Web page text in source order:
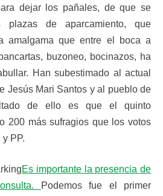
dejar los pañales, de que se
plazas de aparcamiento, que
amalgama que entre el boca a
buzoneo, bocinazos, ha
Han subestimado al actual
Jesús Mari Santos y al pueblo de
de ello es que el quinto
200 más sufragios que los votos
PP.
Es importante la presencia de
Podemos fue el primer